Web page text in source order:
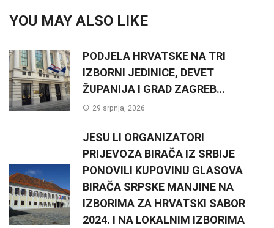
YOU MAY ALSO LIKE
PODJELA HRVATSKE NA TRI
IZBORNI JEDINICE, DEVET
ŽUPANIJA I GRAD ZAGREB…
29 srpnja, 2026
JESU LI ORGANIZATORI
PRIJEVOZA BIRAČA IZ SRBIJE
PONOVILI KUPOVINU GLASOVA
BIRAČA SRPSKE MANJINE NA
IZBORIMA ZA HRVATSKI SABOR
2024. I NA LOKALNIM IZBORIMA